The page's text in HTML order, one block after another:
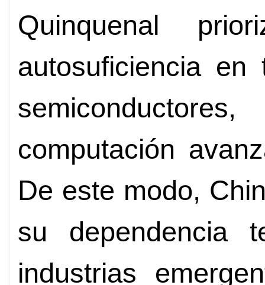
Quinquenal
autosuficiencia en
computación
De este modo,
su dependencia
industrias